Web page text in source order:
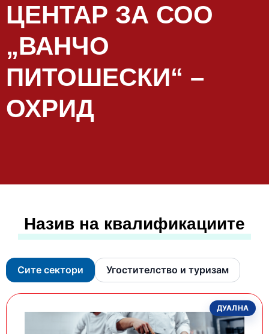
ЦЕНТАР ЗА СОО
„ВАНЧО
ПИТОШЕСКИ“ –
ОХРИД
Назив на квалификациите
Сите сектори Угостителство и туризам
ДУАЛНА